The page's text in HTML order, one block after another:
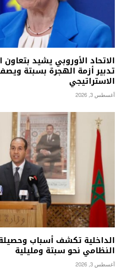
الاتحاد الأوروبي يشيد
تدبير أزمة الهجرة بسبتة
الاستراتيجي
أغسطس 3, 2026
الداخلية تكشف أسباب وحصيلة
النظامي نحو سبتة ومليلية
أغسطس 3, 2026